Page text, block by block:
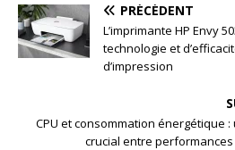
PRÉCÉDENT
L’imprimante HP Envy
technologie et
d’impression
CPU et consommation énergétique
crucial entre